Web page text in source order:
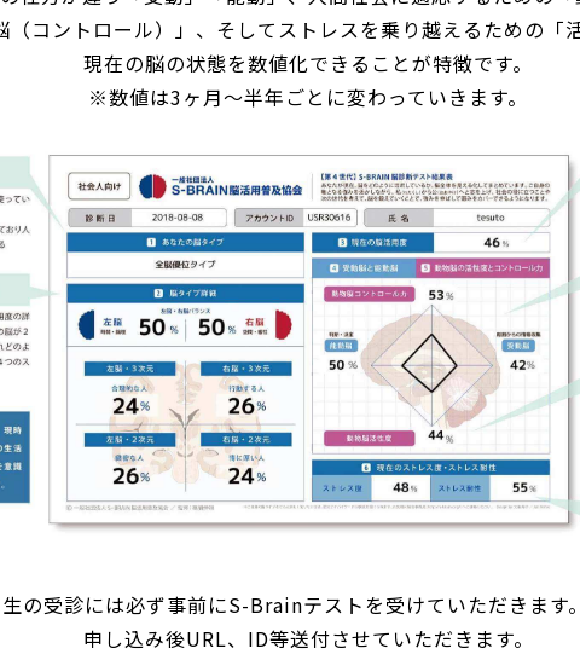
（コントロール）」、そしてストレスを乗り越えるための「
現在の脳の状態を数値化できることが特徴です。
※数値は3ヶ月〜半年ごとに変わっていきます。
の受診には必ず事前にS-Brainテストを受けていただきます
申し込み後URL、ID等送付させていただきます。